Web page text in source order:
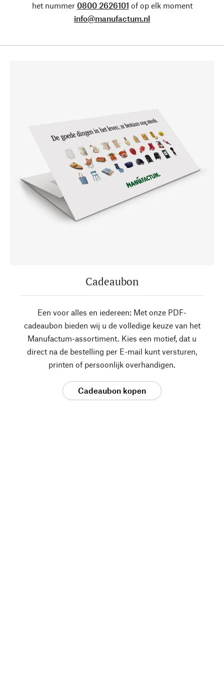
het nummer 0800 2626101 of op elk moment
info@manufactum.nl
Cadeaubon
Een voor alles en iedereen: Met onze PDF-
cadeaubon bieden wij u de volledige keuze van het
Manufactum-assortiment. Kies een motief, dat u
direct na de bestelling per E-mail kunt versturen,
printen of persoonlijk overhandigen.
Cadeaubon kopen